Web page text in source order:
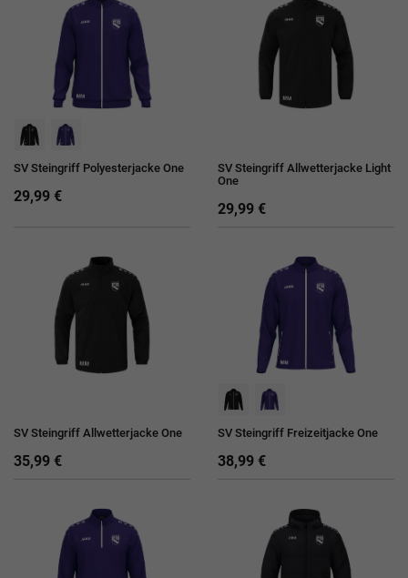
SV Steingriff Polyesterjacke One
29,99 €
SV Steingriff Allwetterjacke Light
One
29,99 €
SV Steingriff Allwetterjacke One
35,99 €
SV Steingriff Freizeitjacke One
38,99 €